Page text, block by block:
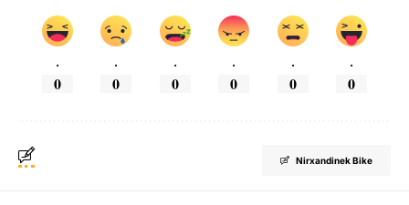
.
0
.
0
.
0
.
0
.
0
.
0
Nirxandinek Bike